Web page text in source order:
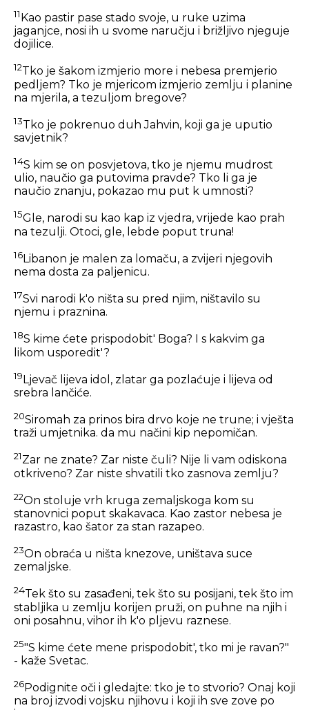
11 Kao pastir pase stado svoje, u ruke uzima
jaganjce, nosi ih u svome naručju i brižljivo njeguje
dojilice.
12Tko je šakom izmjerio more i nebesa premjerio
pedljem? Tko je mjericom izmjerio zemlju i planine
na mjerila, a tezuljom bregove?
13Tko je pokrenuo duh Jahvin, koji ga je uputio
savjetnik?
14S kim se on posvjetova, tko je njemu mudrost
ulio, naučio ga putovima pravde? Tko li ga je
naučio znanju, pokazao mu put k umnosti?
15Gle, narodi su kao kap iz vjedra, vrijede kao prah
na tezulji. Otoci, gle, lebde poput truna!
16Libanon je malen za lomaču, a zvijeri njegovih
nema dosta za paljenicu.
17Svi narodi k'o ništa su pred njim, ništavilo su
njemu i praznina.
18S kime ćete prispodobit' Boga? I s kakvim ga
likom usporedit'?
19Ljevač lijeva idol, zlatar ga pozlaćuje i lijeva od
srebra lančiće.
20Siromah za prinos bira drvo koje ne trune; i vješta
traži umjetnika. da mu načini kip nepomičan.
21Zar ne znate? Zar niste čuli? Nije li vam odiskona
otkriveno? Zar niste shvatili tko zasnova zemlju?
22On stoluje vrh kruga zemaljskoga kom su
stanovnici poput skakavaca. Kao zastor nebesa je
razastro, kao šator za stan razapeo.
23On obraća u ništa knezove, uništava suce
zemaljske.
24Tek što su zasađeni, tek što su posijani, tek što im
stabljika u zemlju korijen pruži, on puhne na njih i
oni posahnu, vihor ih k'o pljevu raznese.
25"S kime ćete mene prispodobit', tko mi je ravan?"
- kaže Svetac.
26Podignite oči i gledajte: tko je to stvorio? Onaj koji
na broj izvodi vojsku njihovu i koji ih sve zove po